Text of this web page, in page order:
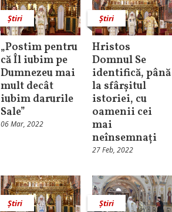
Știri
„Postim pentru
că Îl iubim pe
Dumnezeu mai
mult decât
iubim darurile
Sale”
06 Mar, 2022
Știri
Hristos
Domnul Se
identifică, până
la sfârșitul
istoriei, cu
oamenii cei
mai
neînsemnați
27 Feb, 2022
Știri Știri